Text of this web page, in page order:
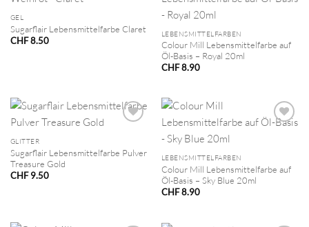
GEL
Sugarflair Lebensmittelfarbe Claret
CHF8.50
LEBENSMITTELFARBEN
Colour Mill Lebensmittelfarbe auf
Öl-Basis – Royal 20ml
CHF8.90
GLITTER
Sugarflair Lebensmittelfarbe Pulver
Treasure Gold
CHF9.50
LEBENSMITTELFARBEN
Colour Mill Lebensmittelfarbe auf
Öl-Basis – Sky Blue 20ml
CHF8.90